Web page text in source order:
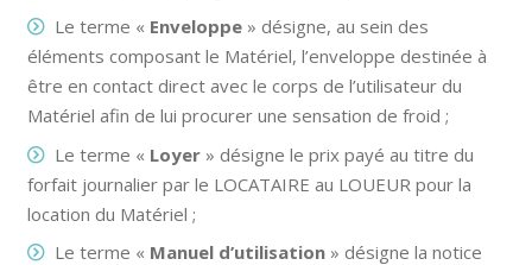
Le terme « Enveloppe» désigne, au sein des
éléments composant le Matériel, l’enveloppe destinée à
être en contact direct avec le corps de l’utilisateur du
Matériel afin de lui procurer une sensation de froid ;
Le terme « Loyer» désigne le prix payé au titre du
forfait journalier par le LOCATAIRE au LOUEUR pour la
location du Matériel ;
Le terme « Manuel d’utilisation» désigne la notice